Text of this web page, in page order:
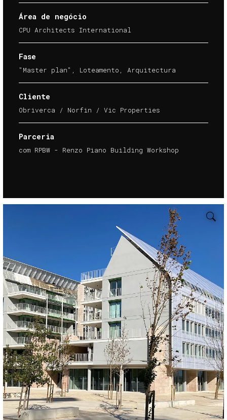
Área de negócio
CPU Architects International
Fase
"Master plan", Loteamento, Arquitectura
Cliente
Obriverca / Norfin / Vic Properties
Parceria
com RPBW - Renzo Piano Building Workshop